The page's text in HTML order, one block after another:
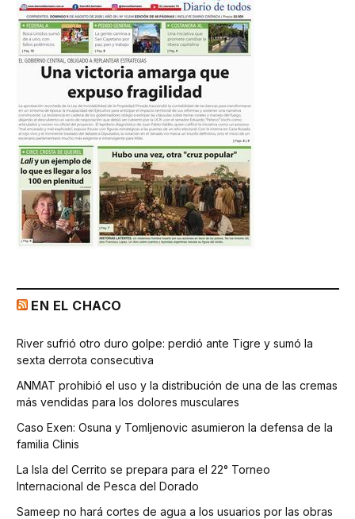
EN EL CHACO
River sufrió otro duro golpe: perdió ante Tigre y sumó la
sexta derrota consecutiva
ANMAT prohibió el uso y la distribución de una de las cremas
más vendidas para los dolores musculares
Caso Exen: Osuna y Tomljenovic asumieron la defensa de la
familia Clinis
La Isla del Cerrito se prepara para el 22° Torneo
Internacional de Pesca del Dorado
Sameep no hará cortes de agua a los usuarios por las obras